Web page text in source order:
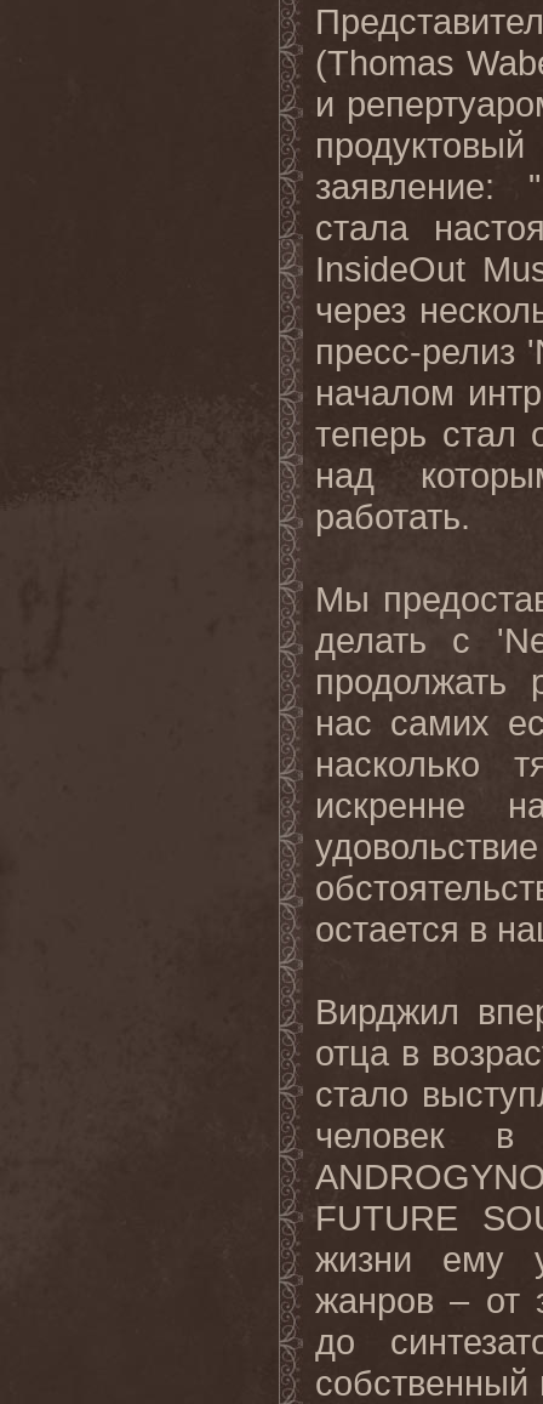
(Thomas
и
заявление:
стала
InsideOut
через
пресс-релиз '
началом
теперь стал
над
работать.
Мы
делать с '
продолжать
нас самих
насколько
искренне
остается в
Вирджил
отца в
стало
человек
FUTURE
жизни ему
жанров – от
до
собственный